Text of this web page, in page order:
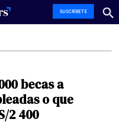
SUSCRÍBETE
becas a
o que
2 400